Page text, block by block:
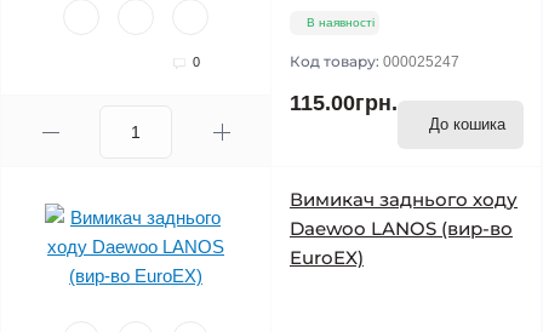
0
В наявності
Код товару: 000025247
115.00грн.
До кошика
Вимикач заднього ходу
Daewoo LANOS (вир-во
EuroEX)